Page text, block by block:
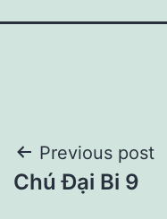
Post
navigation
Previous post
Chú Đại Bi 9